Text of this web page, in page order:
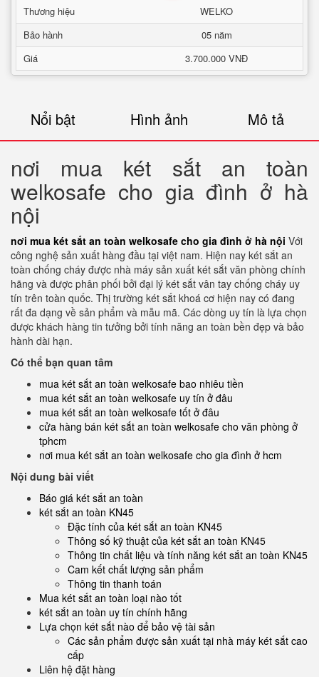
Thương hiệu
WELKO
Bảo hành
05 năm
Giá
3.700.000 VNĐ
Nổi bật Hình ảnh Mô tả
nơi mua két sắt an toàn
welkosafe cho gia đình ở hà
nội
nơi mua két sắt an toàn welkosafe cho gia đình ở hà nội Với
công nghệ sản xuất hàng đầu tại việt nam. Hiện nay két sắt an
toàn chống cháy được nhà máy sản xuất két sắt văn phòng chính
hãng và được phân phối bởi đại lý két sắt vân tay chống cháy uy
tín trên toàn quốc. Thị trường két sắt khoá cơ hiện nay có đang
rất đa dạng về sản phẩm và mẫu mã. Các dòng uy tín là lựa chọn
được khách hàng tin tưởng bởi tính năng an toàn bền đẹp và bảo
hành dài hạn.
Có thể bạn quan tâm
mua két sắt an toàn welkosafe bao nhiêu tiền
mua két sắt an toàn welkosafe uy tín ở đâu
mua két sắt an toàn welkosafe tốt ở đâu
cửa hàng bán két sắt an toàn welkosafe cho văn phòng ở
tphcm
nơi mua két sắt an toàn welkosafe cho gia đình ở hcm
Nội dung bài viết
Báo giá két sắt an toàn
két sắt an toàn KN45
Đặc tính của két sắt an toàn KN45
Thông số kỹ thuật của két sắt an toàn KN45
Thông tin chất liệu và tính năng két sắt an toàn KN45
Cam kết chất lượng sản phẩm
Thông tin thanh toán
Mua két sắt an toàn loại nào tốt
két sắt an toàn uy tín chính hãng
Lựa chọn két sắt nào để bảo vệ tài sản
Các sản phẩm được sản xuất tại nhà máy két sắt cao
cấp
Liên hệ đặt hàng